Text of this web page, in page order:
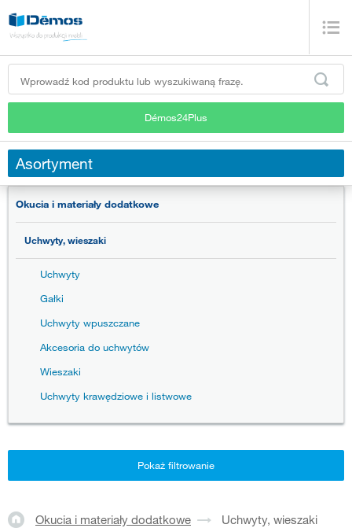
Démos24Plus
Asortyment
Okucia i materiały dodatkowe
Uchwyty, wieszaki
Uchwyty
Gałki
Uchwyty wpuszczane
Akcesoria do uchwytów
Wieszaki
Uchwyty krawędziowe i listwowe
Pokaż filtrowanie
Okucia i materiały dodatkowe Uchwyty, wieszaki